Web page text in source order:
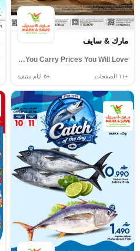
مارك & سايف
Fashion You Carry Prices You Will Love
+١١ الصفحات +٥ ايام متبقية